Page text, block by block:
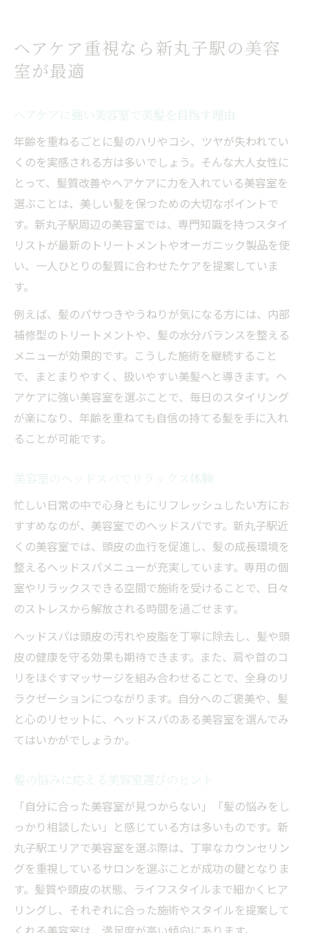
ヘアケア重視なら新丸子駅の美容
室が最適
ヘアケアに強い美容室で美髪を目指す理由
年齢を重ねるごとに髪のハリやコシ、ツヤが失われてい
くのを実感される方は多いでしょう。そんな大人女性に
とって、髪質改善やヘアケアに力を入れている美容室を
選ぶことは、美しい髪を保つための大切なポイントで
す。新丸子駅周辺の美容室では、専門知識を持つスタイ
リストが最新のトリートメントやオーガニック製品を使
い、一人ひとりの髪質に合わせたケアを提案していま
す。
例えば、髪のパサつきやうねりが気になる方には、内部
補修型のトリートメントや、髪の水分バランスを整える
メニューが効果的です。こうした施術を継続すること
で、まとまりやすく、扱いやすい美髪へと導きます。ヘ
アケアに強い美容室を選ぶことで、毎日のスタイリング
が楽になり、年齢を重ねても自信の持てる髪を手に入れ
ることが可能です。
美容室のヘッドスパでリラックス体験
忙しい日常の中で心身ともにリフレッシュしたい方にお
すすめなのが、美容室でのヘッドスパです。新丸子駅近
くの美容室では、頭皮の血行を促進し、髪の成長環境を
整えるヘッドスパメニューが充実しています。専用の個
室やリラックスできる空間で施術を受けることで、日々
のストレスから解放される時間を過ごせます。
ヘッドスパは頭皮の汚れや皮脂を丁寧に除去し、髪や頭
皮の健康を守る効果も期待できます。また、肩や首のコ
リをほぐすマッサージを組み合わせることで、全身のリ
ラクゼーションにつながります。自分へのご褒美や、髪
と心のリセットに、ヘッドスパのある美容室を選んでみ
てはいかがでしょうか。
髪の悩みに応える美容室選びのヒント
「自分に合った美容室が見つからない」「髪の悩みをし
っかり相談したい」と感じている方は多いものです。新
丸子駅エリアで美容室を選ぶ際は、丁寧なカウンセリン
グを重視しているサロンを選ぶことが成功の鍵となりま
す。髪質や頭皮の状態、ライフスタイルまで細かくヒア
リングし、それぞれに合った施術やスタイルを提案して